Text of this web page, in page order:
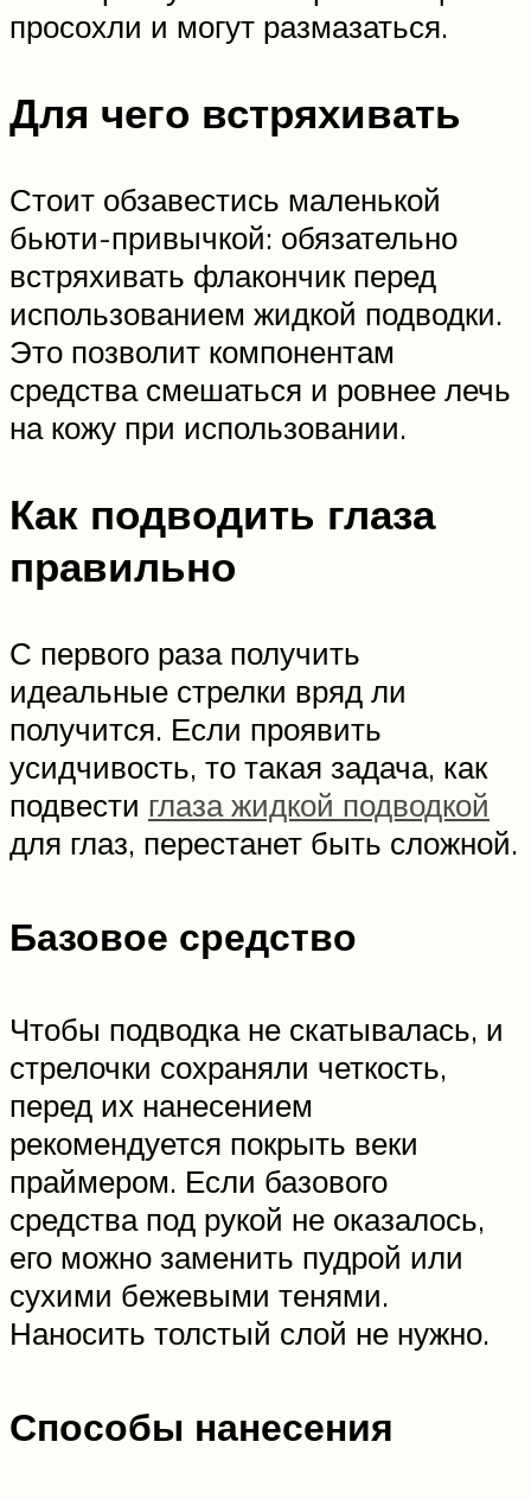
просохли и могут размазаться.
Для чего встряхивать
Стоит обзавестись маленькой
бьюти-привычкой: обязательно
встряхивать флакончик перед
использованием жидкой подводки.
Это позволит компонентам
средства смешаться и ровнее лечь
на кожу при использовании.
Как подводить глаза
правильно
С первого раза получить
идеальные стрелки вряд ли
получится. Если проявить
усидчивость, то такая задача, как
подвести глаза жидкой подводкой
для глаз, перестанет быть сложной.
Базовое средство
Чтобы подводка не скатывалась, и
стрелочки сохраняли четкость,
перед их нанесением
рекомендуется покрыть веки
праймером. Если базового
средства под рукой не оказалось,
его можно заменить пудрой или
сухими бежевыми тенями.
Наносить толстый слой не нужно.
Способы нанесения